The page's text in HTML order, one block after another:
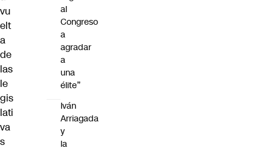
vu
elt
a
de
las
le
gis
lati
va
s
al
Congreso
a
agradar
a
una
élite”
Iván
Arriagada
y
la